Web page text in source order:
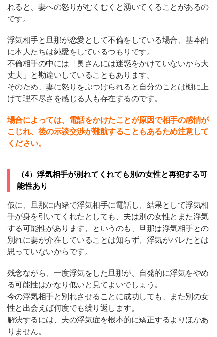
れると、妻への怒りがむくむくと湧いてくることがあるの
です。
浮気相手と旦那が恋愛として不倫をしている場合、基本的
に本人たちは純愛をしているつもりです。
不倫相手の中には「奥さんには迷惑をかけていないから大
丈夫」と勘違いしていることもあります。
そのため、妻に怒りをぶつけられると自分のことは棚に上
げて理不尽さを感じる人も存在するのです。
場合によっては、電話をかけたことが原因で相手の感情が
こじれ、後の示談交渉が難航することもあるため注意して
ください。
（4）浮気相手が別れてくれても別の女性と再犯する可
能性あり
仮に、旦那に内緒で浮気相手に電話し、結果として浮気相
手が身を引いてくれたとしても、夫は別の女性とまた浮気
する可能性があります。というのも、旦那は浮気相手との
別れに妻が介在していることは知らず、浮気がバレたとは
思っていないからです。
残念ながら、一度浮気をした旦那が、自発的に浮気をやめ
る可能性はかなり低いと見てよいでしょう。
今の浮気相手と別れさせることに成功しても、また別の女
性と出会えば何度でも繰り返します。
解決するには、夫の浮気症を根本的に矯正するよりほかあ
りません。